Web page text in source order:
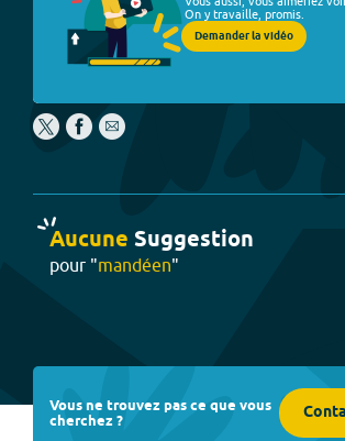
On y travaille, promis.
Demander la vidéo
Aucune Suggestion
pour "mandéen"
Vous ne trouvez pas ce que vous
cherchez ?